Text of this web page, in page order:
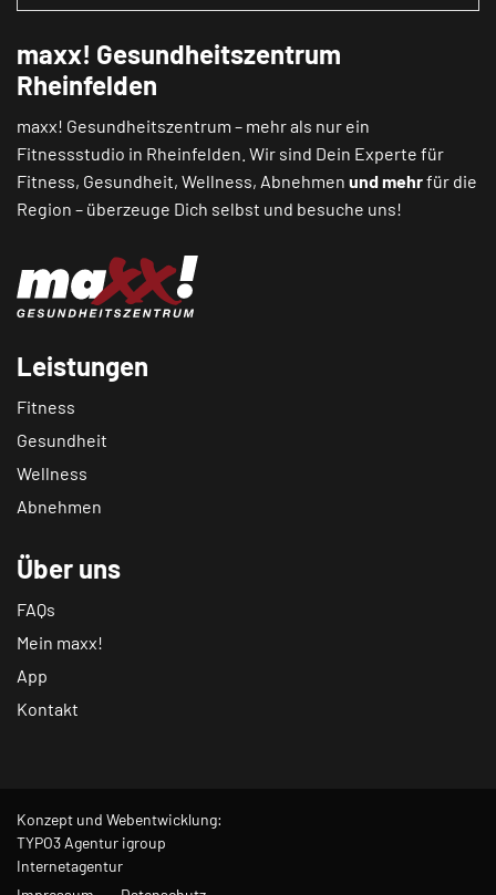
maxx! Gesundheitszentrum
Rheinfelden
maxx! Gesundheitszentrum – mehr als nur ein
Fitnessstudio in Rheinfelden. Wir sind Dein Experte für
Fitness, Gesundheit, Wellness, Abnehmen und mehrfür die
Region – überzeuge Dich selbst und besuche uns!
Leistungen
Fitness
Gesundheit
Wellness
Abnehmen
Über uns
FAQs
Mein maxx!
App
Kontakt
Konzept und Webentwicklung:
TYPO3 Agentur igroup
Internetagentur